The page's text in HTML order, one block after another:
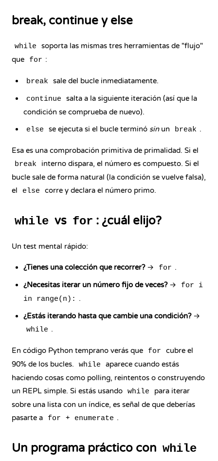
break, continue y else
while
soporta las mismas tres herramientas de "flujo"
que
for :
break sale del bucle inmediatamente.
continue
salta a la siguiente iteración (así que la
condición se comprueba de nuevo).
else se ejecuta si el bucle terminó sinun break .
Esa es una comprobación primitiva de primalidad. Si el
break
interno dispara, el número es compuesto. Si el
bucle sale de forma natural (la condición se vuelve falsa),
el
else corre y declara el número primo.
while vs for : ¿cuál elijo?
Un test mental rápido:
¿Tienes una colección que recorrer?→ for .
¿Necesitas iterar un número fijo de veces?→
for i
in range(n): .
¿Estás iterando hasta que cambie una condición?→
while .
En código Python temprano verás que for
cubre el
90% de los bucles.
while
aparece cuando estás
haciendo cosas como polling, reintentos o construyendo
un REPL simple. Si estás usando while
para iterar
sobre una lista con un índice, es señal de que deberías
pasarte a
for + enumerate .
Un programa práctico con while